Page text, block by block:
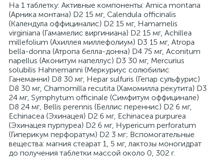
На 1 таблетку: Активные компоненты: Arnica montana
(Aрника монтана) D2 15 мг, Calendula officinalis
(Календула оффициналис) D2 15 мг, Hamamelis
virginiana (Гамамелис виргиниана) D2 15 мг, Achillea
millefolium (Ахиллея миллефолиум) D3 15 мг, Atropa
bella-donna (Атропа белла-донна) D4 75 мг, Aconitum
napellus (Аконитум напеллус) D3 30 мг, Mercurius
solubilis Hahnemanni (Меркуриус солюбилис
Ганеманни) D8 30 мг, Hepar sulfuris (Гепар сульфурис)
D8 30 мг, Chamomilla recutita (Хамомилла рекутита) D3
24 мг, Symphytum officinale (Симфитум оффицинале)
D8 24 мг, Bellis perennis (Беллис переннис) D2 6 мг,
Echinacea (Эхинацея) D2 6 мг, Echinacea purpurea
(Эхинацея пурпуреа) D2 6 мг, Hypericum perforatum
(Гиперикум перфоратум) D2 3 мг; Вспомогательные
вещества: магния стеарат 1, 5 мг, лактозы моногидрат
до получения таблетки массой около 0, 302 г.